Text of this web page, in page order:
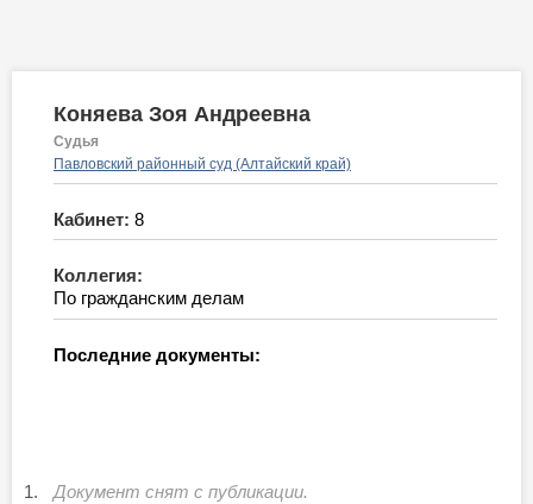
Коняева Зоя Андреевна
Судья
Павловский районный суд (Алтайский край)
Кабинет: 8
Коллегия:
По гражданским делам
Последние документы:
1. Документ снят с публикации.